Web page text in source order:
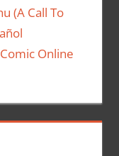
(A Call To
Online